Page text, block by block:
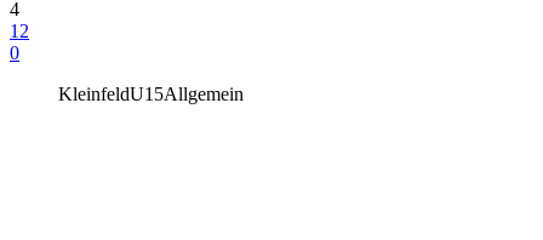
4
12
0
KleinfeldU15Allgemein